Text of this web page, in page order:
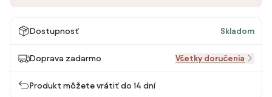
Dostupnosť Skladom
Doprava zadarmo Všetky doručenia
Produkt môžete vrátiť do 14 dní